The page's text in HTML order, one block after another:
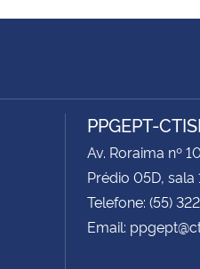
PPGEPT-
Av. Roraima nº
Prédio 05D, sala
Telefone: (55)
Email: